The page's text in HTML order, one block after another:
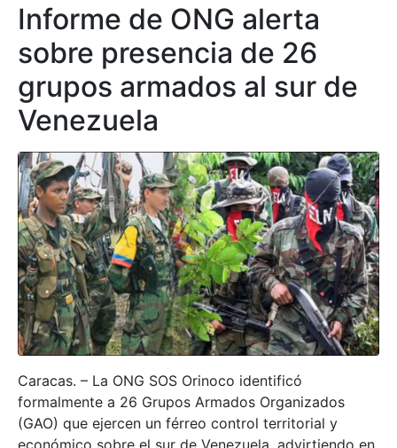
Informe de ONG alerta
sobre presencia de 26
grupos armados al sur de
Venezuela
Caracas. – La ONG SOS Orinoco identificó
formalmente a 26 Grupos Armados Organizados
(GAO) que ejercen un férreo control territorial y